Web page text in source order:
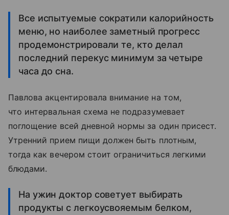
Все испытуемые сократили калорийность
меню, но наиболее заметный прогресс
продемонстрировали те, кто делал
последний перекус минимум за четыре
часа до сна.
Павлова акцентировала внимание на том,
что интервальная схема не подразумевает
поглощение всей дневной нормы за один присест.
Утренний прием пищи должен быть плотным,
тогда как вечером стоит ограничиться легкими
блюдами.
На ужин доктор советует выбирать
продукты с легкоусвояемым белком,